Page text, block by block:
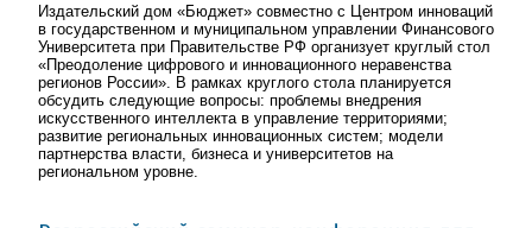
Издательский дом «Бюджет» совместно с Центром инноваций
в государственном и муниципальном управлении Финансового
Университета при Правительстве РФ организует круглый стол
«Преодоление цифрового и инновационного неравенства
регионов России». В рамках круглого стола планируется
обсудить следующие вопросы: проблемы внедрения
искусственного интеллекта в управление территориями;
развитие региональных инновационных систем; модели
партнерства власти, бизнеса и университетов на
региональном уровне.